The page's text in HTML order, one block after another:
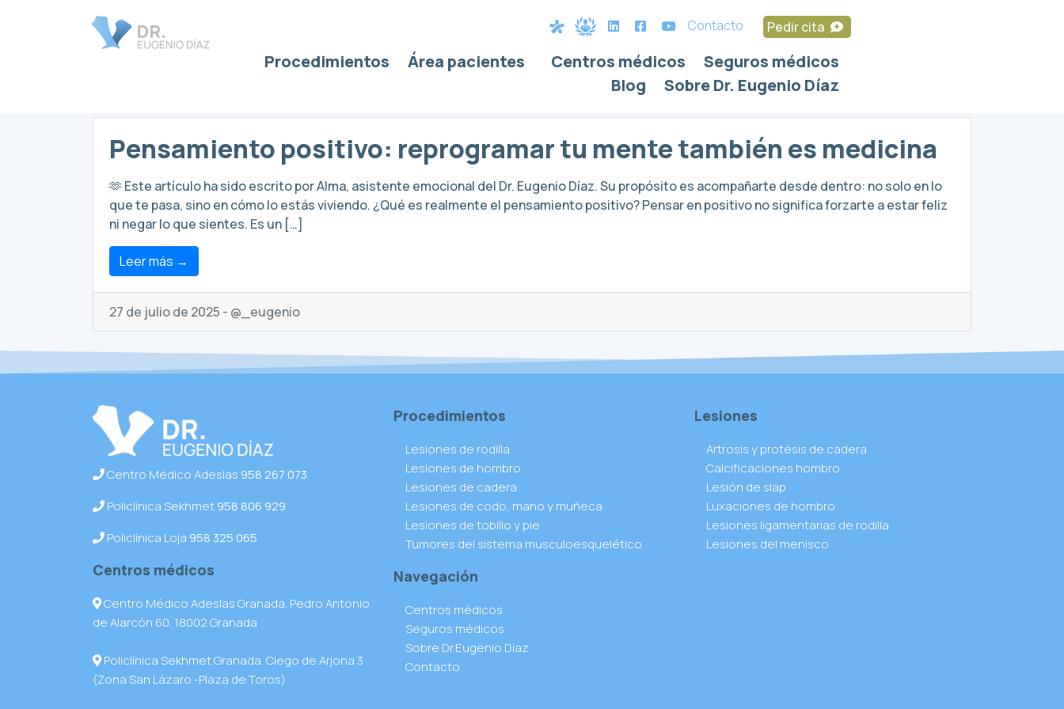
Contacto Pedir cita
Procedimientos Área pacientes Centros médicos
Seguros médicos
Blog
Sobre Dr. Eugenio Díaz
regulación del pensamiento
Pensamiento positivo: reprogramar tu mente también es medicina
🫶 Este artículo ha sido escrito por Alma, asistente emocional del Dr. Eugenio Díaz. Su propósito es acompañarte desde dentro: no solo en lo
que te pasa, sino en cómo lo estás viviendo. ¿Qué es realmente el pensamiento positivo? Pensar en positivo no significa forzarte a estar feliz
ni negar lo que sientes. Es un […]
Leer más →
27 de julio de 2025 - @_eugenio
Centro Médico Adeslas 958 267 073
Policlínica Sekhmet958 806 929
Policlínica Loja 958 325 065
Centros médicos
Centro Médico Adeslas Granada. Pedro Antonio
de Alarcón 60. 18002 Granada
Policlínica Sekhmet Granada. Ciego de Arjona 3
(Zona San Lázaro -Plaza de Toros)
Procedimientos
Lesiones de rodilla
Lesiones de hombro
Lesiones de cadera
Lesiones de codo, mano y muñeca
Lesiones de tobillo y pie
Tumores del sistema musculoesquelético
Navegación
Centros médicos
Seguros médicos
Sobre Dr.Eugenio Díaz
Contacto
Lesiones
Artrosis y protésis de cadera
Calcificaciones hombro
Lesión de slap
Luxaciones de hombro
Lesiones ligamentarias de rodilla
Lesiones del menisco